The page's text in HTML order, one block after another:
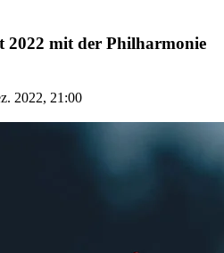
2022 mit der Philharmonie
2022, 21:00